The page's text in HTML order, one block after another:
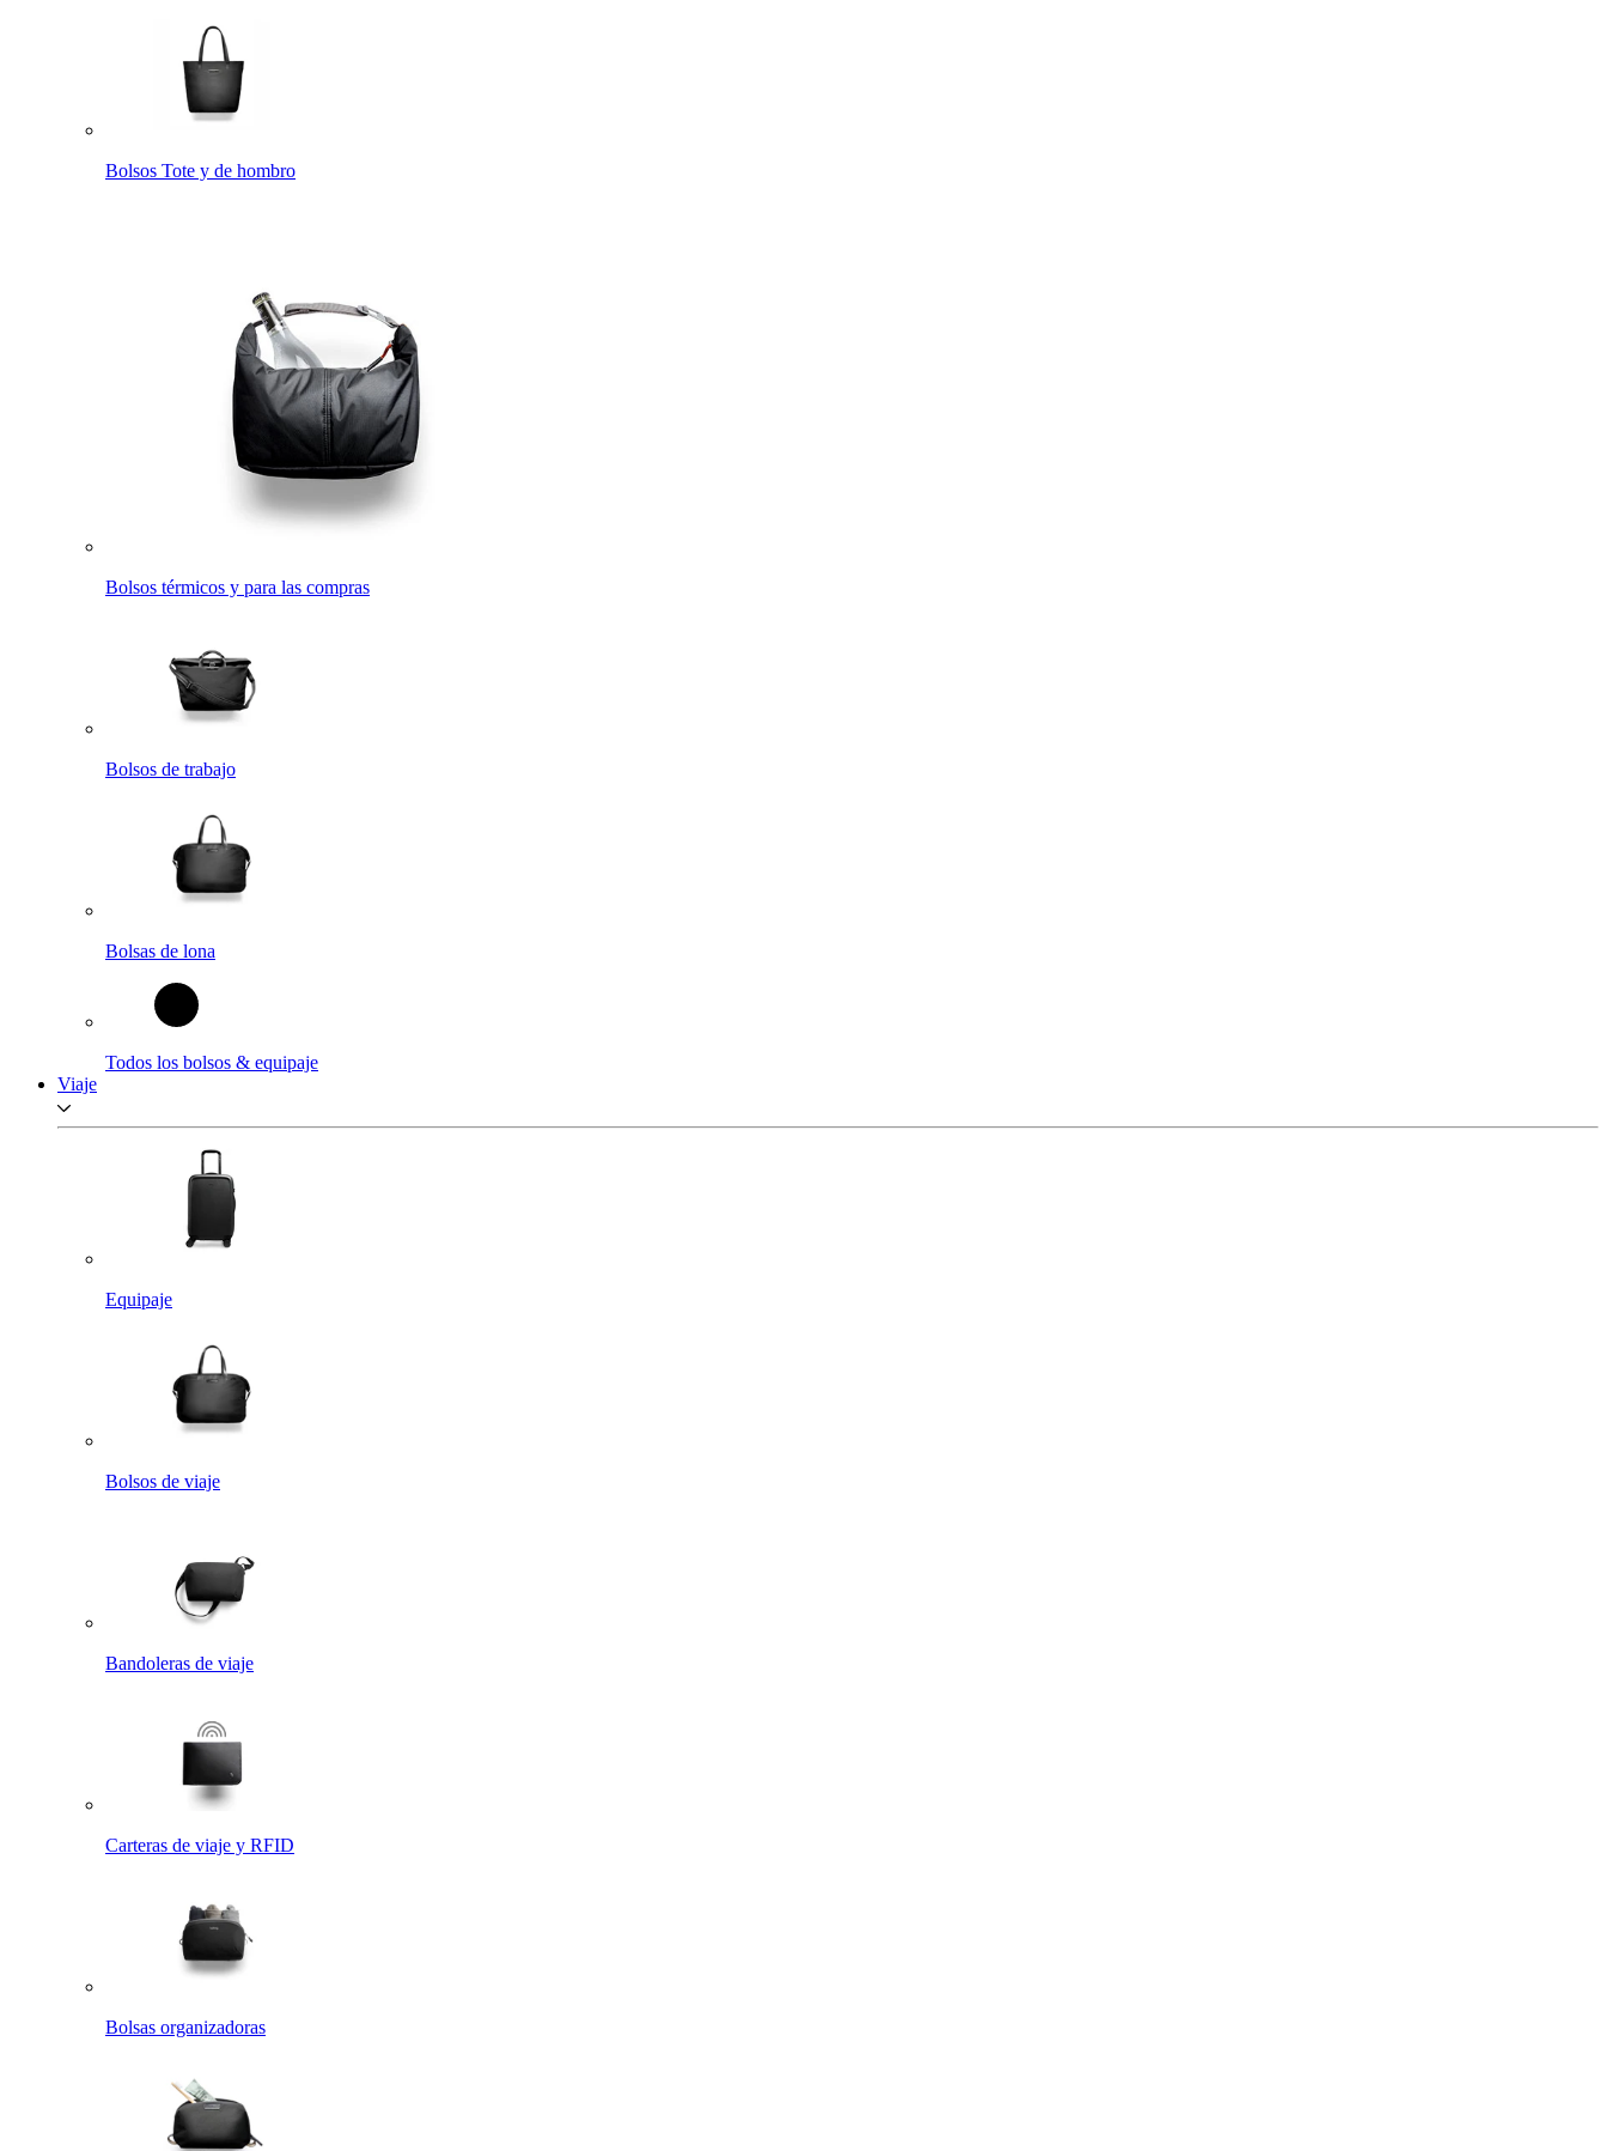
Bolsos Tote y de hombro
Bolsos térmicos y para las compras
Bolsos de trabajo
Bolsas de lona
Todos los bolsos & equipaje
Viaje
Equipaje
Bolsos de viaje
Bandoleras de viaje
Carteras de viaje y RFID
Bolsas organizadoras